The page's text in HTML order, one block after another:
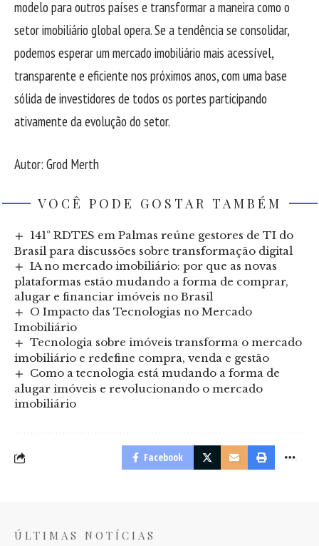
modelo para outros países e transformar a maneira como o
setor imobiliário global opera. Se a tendência se consolidar,
podemos esperar um mercado imobiliário mais acessível,
transparente e eficiente nos próximos anos, com uma base
sólida de investidores de todos os portes participando
ativamente da evolução do setor.
Autor: Grod Merth
VOCÊ PODE GOSTAR TAMBÉM
141º RDTES em Palmas reúne gestores de TI do
Brasil para discussões sobre transformação digital
IA no mercado imobiliário: por que as novas
plataformas estão mudando a forma de comprar,
alugar e financiar imóveis no Brasil
O Impacto das Tecnologias no Mercado
Imobiliário
Tecnologia sobre imóveis transforma o mercado
imobiliário e redefine compra, venda e gestão
Como a tecnologia está mudando a forma de
alugar imóveis e revolucionando o mercado
imobiliário
Facebook
ÚLTIMAS NOTÍCIAS